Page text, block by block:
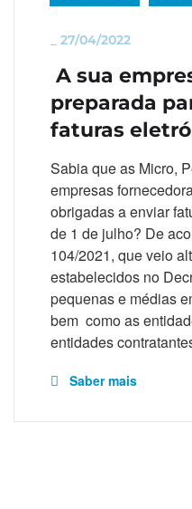
27/04/2022
A sua
preparada
faturas
Sabia que as Micro,
empresas
obrigadas a enviar
de 1 de julho? De
104/2021, que veio
estabelecidos no
pequenas e médias
bem como as
entidades
Saber mais